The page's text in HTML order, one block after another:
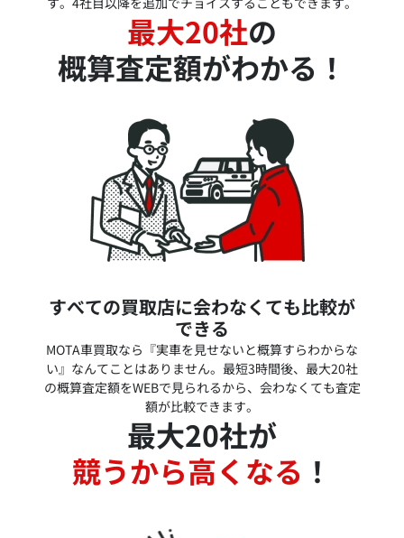
最大20社の
概算査定額がわかる！
すべての買取店に会わなくても比較が
できる
MOTA車買取なら『実車を見せないと概算すらわからな
い』なんてことはありません。最短3時間後、最大20社
の概算査定額をWEBで見られるから、会わなくても査定
額が比較できます。
最大20社が
競うから高くなる ！